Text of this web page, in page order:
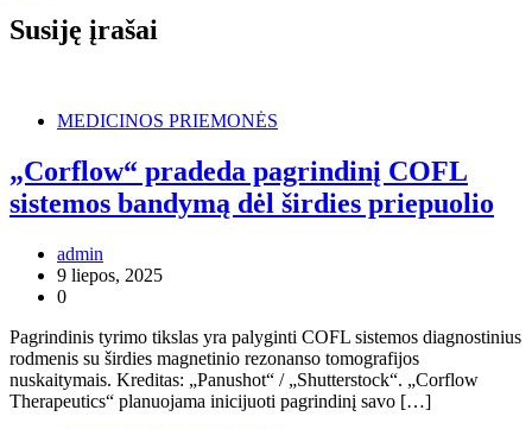
Susiję įrašai
MEDICINOS PRIEMONĖS
„Corflow“ pradeda pagrindinį COFL
sistemos bandymą dėl širdies priepuolio
admin
9 liepos, 2025
0
Pagrindinis tyrimo tikslas yra palyginti COFL sistemos diagnostinius
rodmenis su širdies magnetinio rezonanso tomografijos
nuskaitymais. Kreditas: „Panushot“ / „Shutterstock“. „Corflow
Therapeutics“ planuojama inicijuoti pagrindinį savo […]